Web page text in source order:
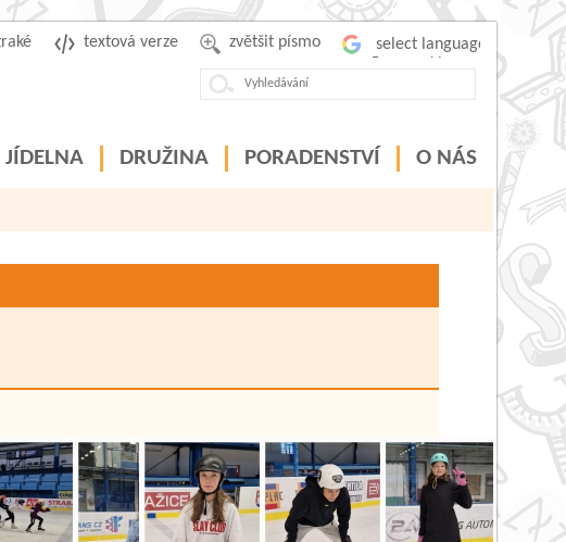
zvětšit písmo
textová verze
JÍDELNA DRUŽINA PORADENSTVÍ O NÁS